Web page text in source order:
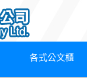
各式公文櫃